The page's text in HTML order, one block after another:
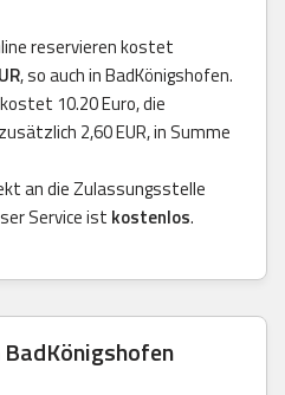
reservieren kostet
, so auch in BadKönigshofen.
10.20 Euro, die
2,60 EUR, in Summe
an die Zulassungsstelle
Service ist kostenlos.